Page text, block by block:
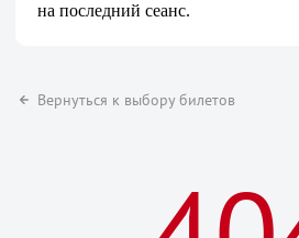
на последний сеанс.
Вернуться к выбору билетов